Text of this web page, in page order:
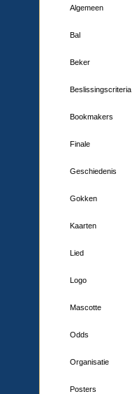
Algemeen
Bal
Beker
Beslissingscriteria
Bookmakers
Finale
Geschiedenis
Gokken
Kaarten
Lied
Logo
Mascotte
Odds
Organisatie
Posters